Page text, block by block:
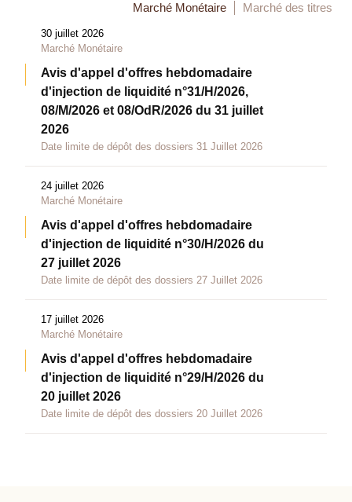
Marché Monétaire Marché des titres
30 juillet 2026
Marché Monétaire
Avis d'appel d'offres hebdomadaire
d'injection de liquidité n°31/H/2026,
08/M/2026 et 08/OdR/2026 du 31 juillet
2026
Date limite de dépôt des dossiers 31 Juillet 2026
24 juillet 2026
Marché Monétaire
Avis d'appel d'offres hebdomadaire
d'injection de liquidité n°30/H/2026 du
27 juillet 2026
Date limite de dépôt des dossiers 27 Juillet 2026
17 juillet 2026
Marché Monétaire
Avis d'appel d'offres hebdomadaire
d'injection de liquidité n°29/H/2026 du
20 juillet 2026
Date limite de dépôt des dossiers 20 Juillet 2026